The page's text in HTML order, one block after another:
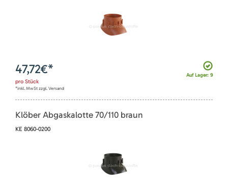
Auf Lager: 9
47,72€*
pro Stück
*inkl. MwSt zzgl. Versand
Klöber Abgaskalotte 70/110 braun
KE 8060-0200